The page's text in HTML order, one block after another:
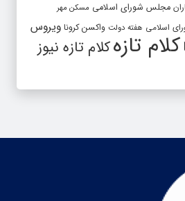
مجلس شورای اسلامی مسکن مهر
اسلامی هفته دولت واکسن کرونا ویروس
کلام تازهکلام تازه نیوز